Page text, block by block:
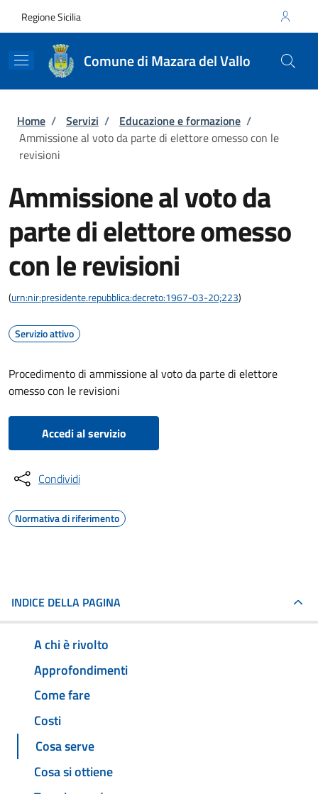
Regione Sicilia
Comune di Mazara del Vallo
Briciole di pane
Home / Servizi / Educazione e formazione /
Ammissione al voto da parte di elettore omesso con le
revisioni
Ammissione al voto da
parte di elettore omesso
con le revisioni
(urn:nir:presidente.repubblica:decreto:1967-03-20;223)
Servizio attivo
Procedimento di ammissione al voto da parte di elettore
omesso con le revisioni
Accedi al servizio
Condividi
Normativa di riferimento
INDICE DELLA PAGINA
A chi è rivolto
Approfondimenti
Come fare
Costi
Cosa serve
Cosa si ottiene